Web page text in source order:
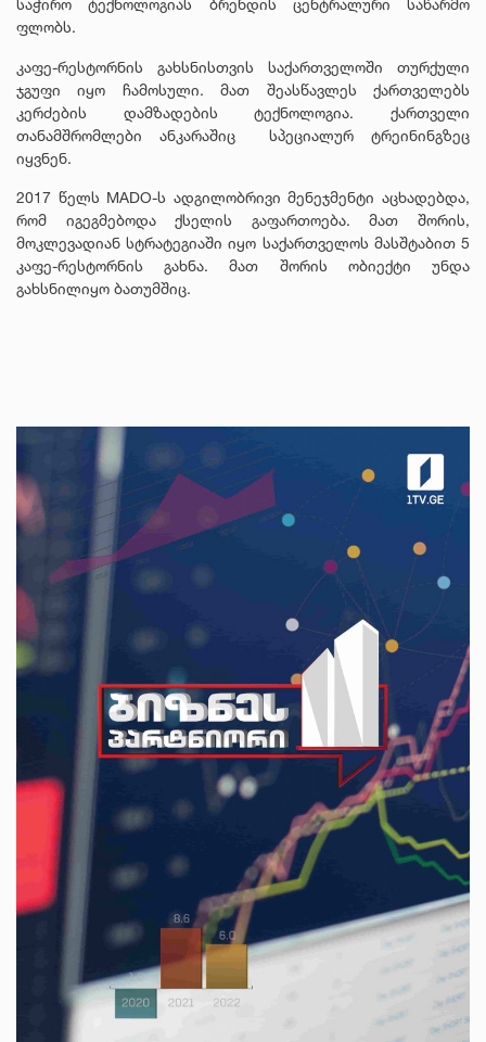
საჭირო ტექნოლოგიას ბრენდის ცენტრალური საწარმო
ფლობს.
კაფე-რესტორნის გახსნისთვის საქართველოში თურქული
ჯგუფი იყო ჩამოსული. მათ შეასწავლეს ქართველებს
კერძების დამზადების ტექნოლოგია. ქართველი
თანამშრომლები ანკარაშიც სპეციალურ ტრეინინგზეც
იყვნენ.
2017 წელს MADO-ს ადგილობრივი მენეჯმენტი აცხადებდა,
რომ იგეგმებოდა ქსელის გაფართოება. მათ შორის,
მოკლევადიან სტრატეგიაში იყო საქართველოს მასშტაბით 5
კაფე-რესტორნის გახნა. მათ შორის ობიექტი უნდა
გახსნილიყო ბათუმშიც.